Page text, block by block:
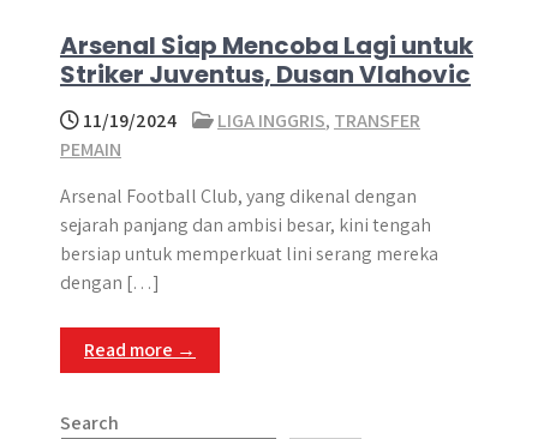
Arsenal Siap Mencoba Lagi untuk
Striker Juventus, Dusan Vlahovic
11/19/2024 LIGA INGGRIS, TRANSFER
PEMAIN
Arsenal Football Club, yang dikenal dengan
sejarah panjang dan ambisi besar, kini tengah
bersiap untuk memperkuat lini serang mereka
dengan […]
Read more →
Search